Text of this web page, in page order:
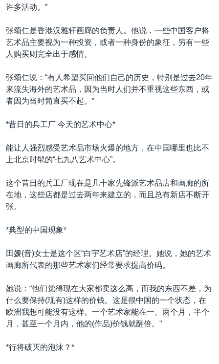
许多活动。”
张颂仁是香港汉雅轩画廊的负责人。他说，一些中国客户将
艺术品主要视为一种投资，或者一种身份的象征，另有一些
人购买则完全出于感情。
张颂仁说：“有人希望买回他们自己的历史，特别是过去20年
来流失海外的艺术品，因为当时人们并不重视这些东西，或
者因为当时简直买不起。”
*昔日的兵工厂 今天的艺术中心*
能让人强烈感受艺术品市场火爆的地方，在中国哪里也比不
上北京时髦的“七九八艺术中心”。
这个昔日的兵工厂现在是几十家先锋派艺术品店和画廊的所
在地，这些店都是过去两年来建立的，而且总有新店不断开
张。
*典型的中国现象*
田媛(音)女士是这个区“白宇艺术店”的经理。她说，她的艺术
画廊所代表的那些艺术家们经常要求提高价码。
她说：“他们觉得现在大家都卖这么高，而我的东西不差，为
什么要保持(现有)这样的价钱。这是很中国的一个状态，在
欧洲我想可能没有这样。一个艺术家能在一、两个月，半个
月，甚至一个月内，他的(作品)价钱就翻倍。”
*行将破灭的泡沫？*